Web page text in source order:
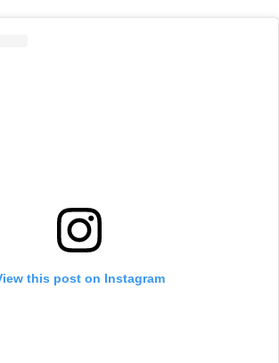
this post on Instagram